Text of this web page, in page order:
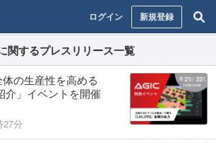
ログイン 新規登録
関するプレスリリース一覧
体の生産性を高める
介」イベントを開催
27分